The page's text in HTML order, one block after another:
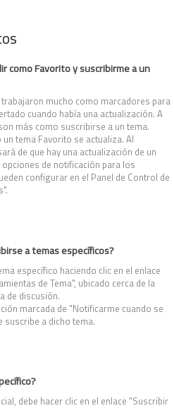
como Favorito y suscribirme a un
mucho como marcadores para
cuando había una actualización. A
más como suscribirse a un tema.
tema Favorito se actualiza. Al
de que hay una actualización de un
de notificación para los
configurar en el Panel de Control de
a temas específicos?
específico haciendo clic en el enlace
de Tema", ubicado cerca de la
de discusión.
marcada de "Notificarme cuando se
suscribe a dicho tema.
debe hacer clic en el enlace "Suscribir